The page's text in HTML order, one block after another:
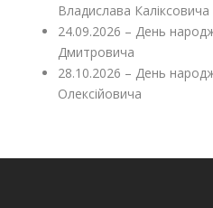
Владислава Каліксовича
24.09.2026 – День
Дмитровича
28.10.2026 – День
Олексійовича